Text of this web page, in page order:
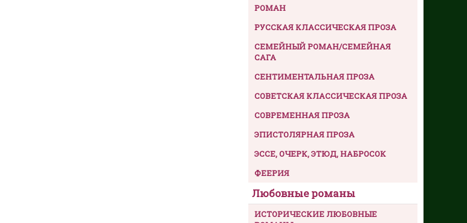
РОМАН
РУССКАЯ КЛАССИЧЕСКАЯ ПРОЗА
СЕМЕЙНЫЙ РОМАН/СЕМЕЙНАЯ
САГА
СЕНТИМЕНТАЛЬНАЯ ПРОЗА
СОВЕТСКАЯ КЛАССИЧЕСКАЯ ПРОЗА
СОВРЕМЕННАЯ ПРОЗА
ЭПИСТОЛЯРНАЯ ПРОЗА
ЭССЕ, ОЧЕРК, ЭТЮД, НАБРОСОК
ФЕЕРИЯ
Любовные романы
ИСТОРИЧЕСКИЕ ЛЮБОВНЫЕ